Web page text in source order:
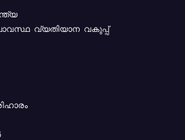
വ്യതിയാന വകുപ്പ്